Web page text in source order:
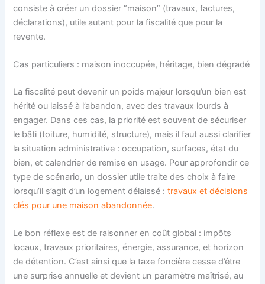
consiste à créer un dossier “maison” (travaux, factures,
déclarations), utile autant pour la fiscalité que pour la
revente.
Cas particuliers : maison inoccupée, héritage, bien dégradé
La fiscalité peut devenir un poids majeur lorsqu’un bien est
hérité ou laissé à l’abandon, avec des travaux lourds à
engager. Dans ces cas, la priorité est souvent de sécuriser
le bâti (toiture, humidité, structure), mais il faut aussi clarifier
la situation administrative : occupation, surfaces, état du
bien, et calendrier de remise en usage. Pour approfondir ce
type de scénario, un dossier utile traite des choix à faire
lorsqu’il s’agit d’un logement délaissé :travaux et décisions
clés pour une maison abandonnée.
Le bon réflexe est de raisonner en coût global : impôts
locaux, travaux prioritaires, énergie, assurance, et horizon
de détention. C’est ainsi que la taxe foncière cesse d’être
une surprise annuelle et devient un paramètre maîtrisé, au